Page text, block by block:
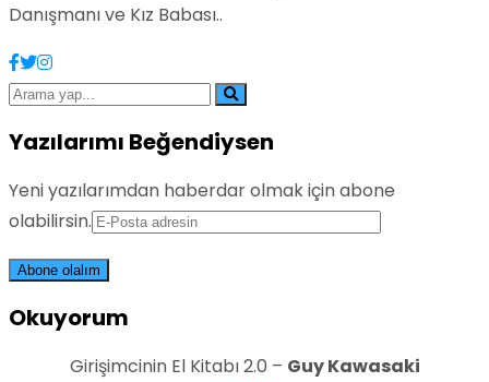
Danışmanı ve Kız Babası..
Yazılarımı Beğendiysen
Yeni yazılarımdan haberdar olmak için abone
olabilirsin.
Okuyorum
Girişimcinin El Kitabı 2.0 – Guy Kawasaki